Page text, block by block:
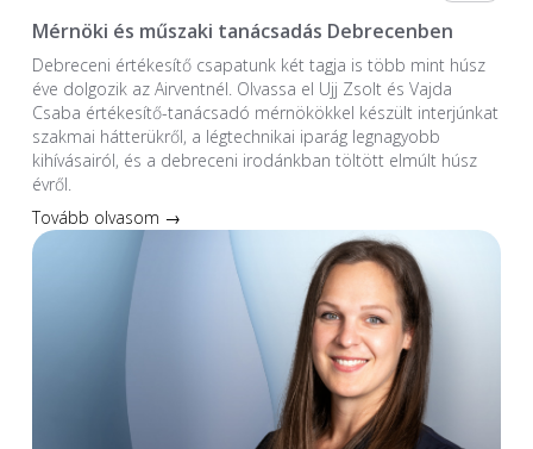
Mérnöki és műszaki tanácsadás Debrecenben
Debreceni értékesítő csapatunk két tagja is több mint húsz
éve dolgozik az Airventnél. Olvassa el Ujj Zsolt és Vajda
Csaba értékesítő-tanácsadó mérnökökkel készült interjúnkat
szakmai hátterükről, a légtechnikai iparág legnagyobb
kihívásairól, és a debreceni irodánkban töltött elmúlt húsz
évről.
Tovább olvasom →